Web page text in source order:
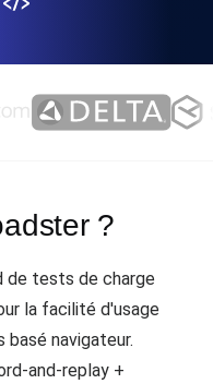
?
de tests de charge
la facilité d'usage
navigateur.
and-replay +